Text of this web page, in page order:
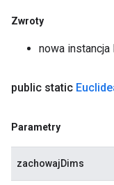
Zwroty
nowa instancja
public static
Parametry
zachowajDims